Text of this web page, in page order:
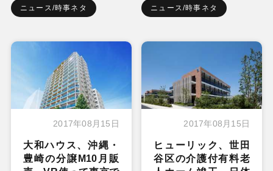
ニュース/時事ネタ ニュース/時事ネタ
2017年08月15日
大和ハウス、沖縄・
豊崎の分譲M10月販
2017年08月15日
ヒューリック、世田
谷区の介護付有料老